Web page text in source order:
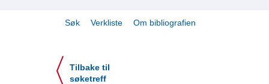
Søk Verkliste Om bibliografien
Tilbake til
søketreff